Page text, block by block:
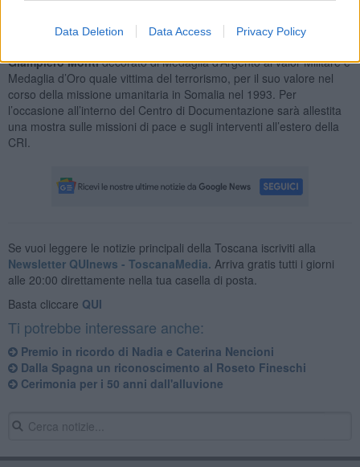
Data Deletion Data Access Privacy Policy
in Congo nel 1961.
Giampiero Montidecorato di Medaglia d’Argento al valor Militare e
Medaglia d’Oro quale vittima del terrorismo, per il suo valore nel
corso della missione umanitaria in Somalia nel 1993. Per
l’occasione all’interno del Centro di Documentazione sarà allestita
una mostra sulle missioni di pace e sugli interventi all’estero della
CRI.
Se vuoi leggere le notizie principali della Toscana iscriviti alla
Newsletter QUInews - ToscanaMedia. Arriva gratis tutti i giorni
alle 20:00 direttamente nella tua casella di posta.
Basta cliccare QUI
Ti potrebbe interessare anche:
Premio in ricordo di Nadia e Caterina Nencioni
Dalla Spagna un riconoscimento al Roseto Fineschi
Cerimonia per i 50 anni dall'alluvione